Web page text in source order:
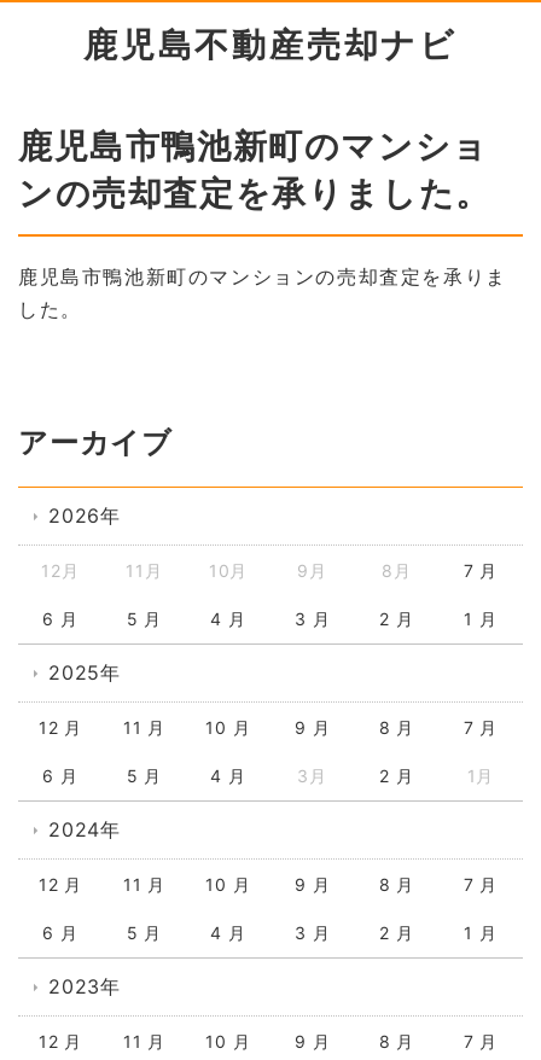
鹿児島不動産売却ナビ
鹿児島市鴨池新町のマンショ
ンの売却査定を承りました。
鹿児島市鴨池新町のマンションの売却査定を承りま
した。
アーカイブ
2026年
12月 11月 10月 9月 8月 7 月
6 月 5 月 4 月 3 月 2 月 1 月
2025年
12 月 11 月 10 月 9 月 8 月 7 月
6 月 5 月 4 月 3月 2 月 1月
2024年
12 月 11 月 10 月 9 月 8 月 7 月
6 月 5 月 4 月 3 月 2 月 1 月
2023年
12 月 11 月 10 月 9 月 8 月 7 月